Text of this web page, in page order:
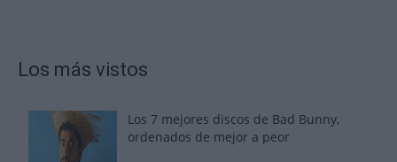
Los más vistos
Los 7 mejores discos de Bad Bunny,
ordenados de mejor a peor